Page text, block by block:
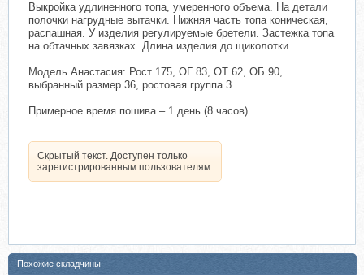
Выкройка удлиненного топа, умеренного объема. На детали
полочки нагрудные вытачки. Нижняя часть топа коническая,
распашная. У изделия регулируемые бретели. Застежка топа
на обтачных завязках. Длина изделия до щиколотки.
Модель Анастасия: Рост 175, ОГ 83, ОТ 62, ОБ 90,
выбранный размер 36, ростовая группа 3.
Примерное время пошива – 1 день (8 часов).
Скрытый текст. Доступен только
зарегистрированным пользователям.
Похожие складчины